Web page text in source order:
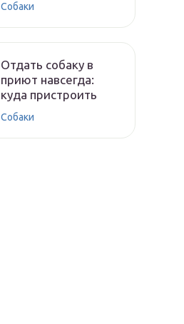
Собаки
Отдать собаку в
приют навсегда:
куда пристроить
Собаки